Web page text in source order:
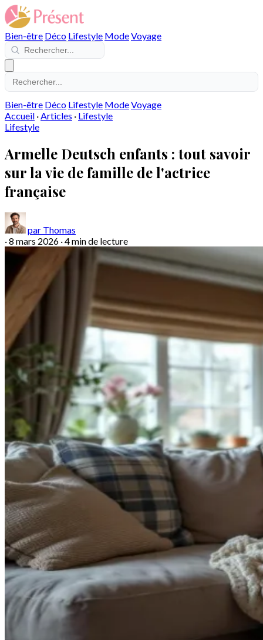
Bien-être Déco Lifestyle ModeVoyage
Bien-être Déco Lifestyle ModeVoyage
Accueil ·Articles · Lifestyle
Lifestyle
Armelle Deutsch enfants : tout savoir
sur la vie de famille de l'actrice
française
par Thomas
·8 mars 2026 ·4 min de lecture